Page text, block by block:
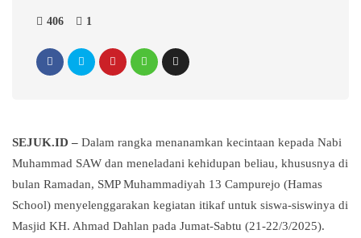
406 1
SEJUK.ID – Dalam rangka menanamkan kecintaan kepada Nabi
Muhammad SAW dan meneladani kehidupan beliau, khususnya di
bulan Ramadan, SMP Muhammadiyah 13 Campurejo (Hamas
School) menyelenggarakan kegiatan itikaf untuk siswa-siswinya di
Masjid KH. Ahmad Dahlan pada Jumat-Sabtu (21-22/3/2025).